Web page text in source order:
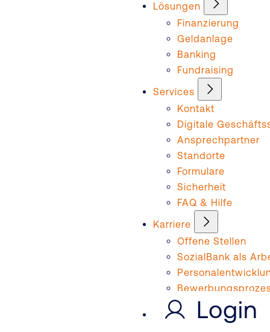
Lösungen
Finanzierung
Geldanlage
Banking
Fundraising
Services
Kontakt
Digitale
Ansprechpartner
Standorte
Formulare
Sicherheit
FAQ & Hilfe
Karriere
Offene Stellen
SozialBank als
Login